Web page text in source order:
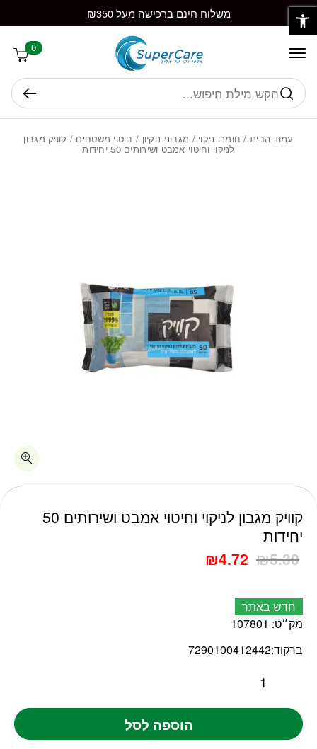
Skip to Content משלוח חינם ברכישה מעל ₪350
0
חיפוש
עמוד הבית / חומרי ניקוי / מגבוני ניקיון / חיטוי משטחים / קוויק מגבון
לניקוי וחיטוי אמבט ושירותים 50 יחידות
חדש באתר
קוויק מגבון לניקוי וחיטוי אמבט ושירותים 50
יחידות
₪5.30
₪4.72
מק״ט: 107801
ברקוד:7290100412442
כמות קוויק מגבון לניקוי וחיטוי אמבט ושירותים 50 יחידות
הוספה לסל
בחזרה למעלה
פתח סרגל נגישות